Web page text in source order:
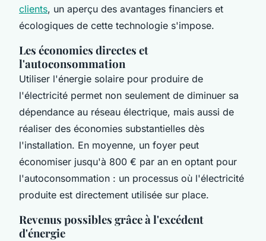
clients, un aperçu des avantages financiers et
écologiques de cette technologie s'impose.
Les économies directes et
l'autoconsommation
Utiliser l'énergie solaire pour produire de
l'électricité permet non seulement de diminuer sa
dépendance au réseau électrique, mais aussi de
réaliser des économies substantielles dès
l'installation. En moyenne, un foyer peut
économiser jusqu'à 800 € par an en optant pour
l'autoconsommation : un processus où l'électricité
produite est directement utilisée sur place.
Revenus possibles grâce à l'excédent
d'énergie